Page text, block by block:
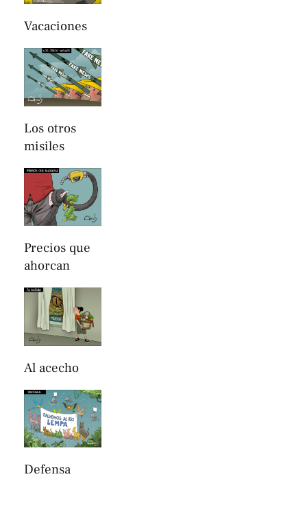
Vacaciones
Los otros
misiles
Precios que
ahorcan
Al acecho
Defensa